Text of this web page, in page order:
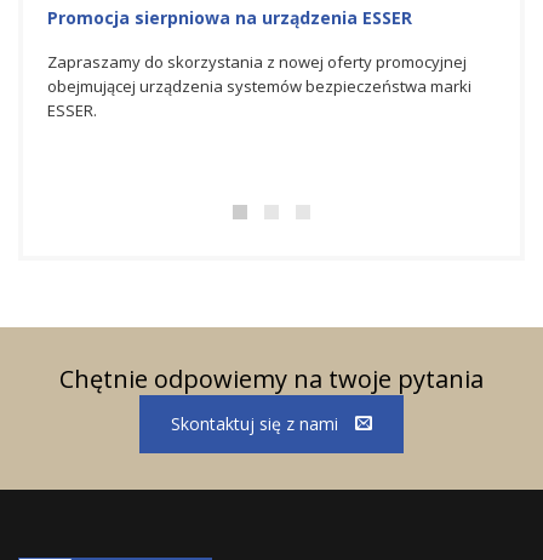
Promocja na urządzenia ESSER
Zapraszamy do skorzystania z czerwcowej oferty
promocyjnej obejmującej urządzenia systemów
bezpieczeństwa marki ESSER.
Chętnie odpowiemy na twoje pytania
Skontaktuj się z nami